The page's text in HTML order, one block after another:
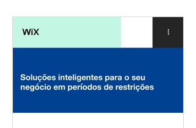
ponta para...